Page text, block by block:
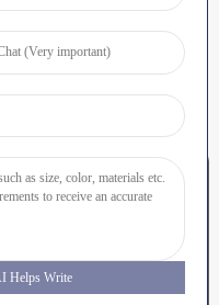
SIAP
LEUBEH
Helps Write